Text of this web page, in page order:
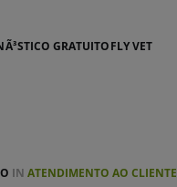
GRATUITOFLY VET
IN ATENDIMENTO AO CLIENTE